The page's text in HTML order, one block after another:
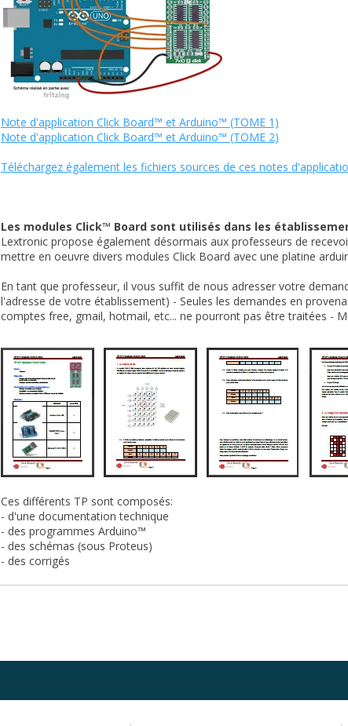
Note d'application Click Board™ et Arduino™ (TOME 1)
Note d'application Click Board™ et Arduino™ (TOME 2)
Téléchargez également les fichiers sources de ces notes
Les modules Click™ Board sont utilisés dans les
Lextronic propose également désormais aux professeurs de
mettre en oeuvre divers modules Click Board avec une platine
En tant que professeur, il vous suffit de nous adresser votre
l'adresse de votre établissement) - Seules les demandes en
comptes free, gmail, hotmail, etc... ne pourront pas être traitées -
Ces différents TP sont composés:
- d'une documentation technique
- des programmes Arduino™
- des schémas (sous Proteus)
- des corrigés